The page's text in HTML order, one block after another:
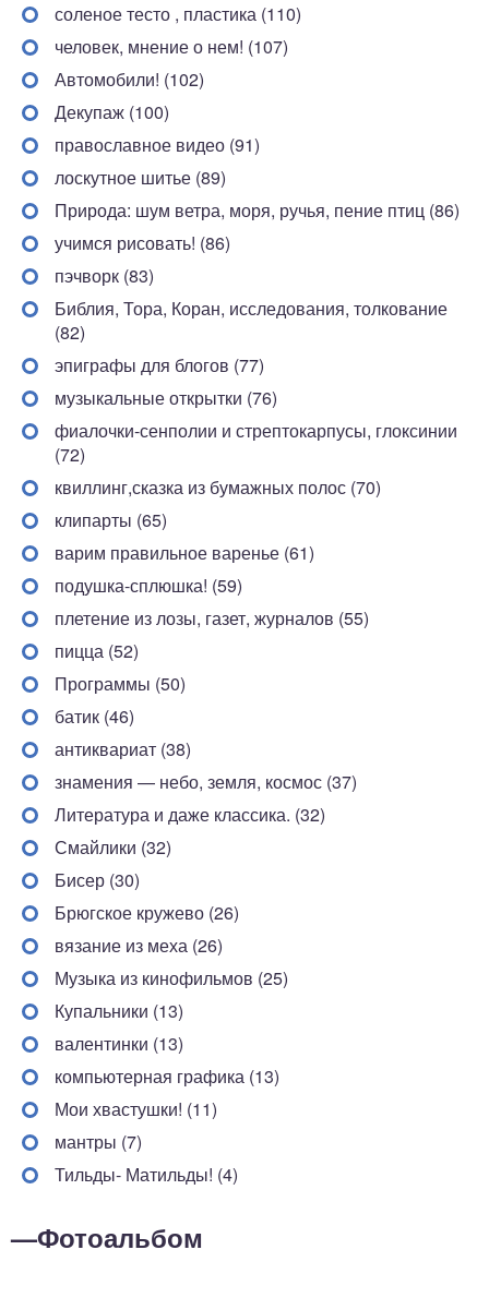
соленое тесто , пластика (110)
человек, мнение о нем! (107)
Автомобили! (102)
Декупаж (100)
православное видео (91)
лоскутное шитье (89)
Природа: шум ветра, моря, ручья, пение птиц (86)
учимся рисовать! (86)
пэчворк (83)
Библия, Тора, Коран, исследования, толкование
(82)
эпиграфы для блогов (77)
музыкальные открытки (76)
фиалочки-сенполии и стрептокарпусы, глоксинии
(72)
квиллинг,сказка из бумажных полос (70)
клипарты (65)
варим правильное варенье (61)
подушка-сплюшка! (59)
плетение из лозы, газет, журналов (55)
пицца (52)
Программы (50)
батик (46)
антиквариат (38)
знамения — небо, земля, космос (37)
Литература и даже классика. (32)
Смайлики (32)
Бисер (30)
Брюгское кружево (26)
вязание из меха (26)
Музыка из кинофильмов (25)
Купальники (13)
валентинки (13)
компьютерная графика (13)
Мои хвастушки! (11)
мантры (7)
Тильды- Матильды! (4)
—Фотоальбом